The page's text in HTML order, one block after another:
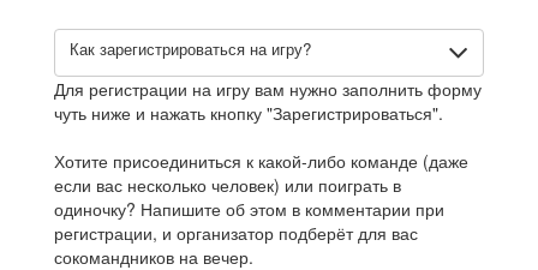
Как зарегистрироваться на игру?
Для регистрации на игру вам нужно заполнить форму
чуть ниже и нажать кнопку "Зарегистрироваться".
Хотите присоединиться к какой-либо команде (даже
если вас несколько человек) или поиграть в
одиночку? Напишите об этом в комментарии при
регистрации, и организатор подберёт для вас
сокомандников на вечер.